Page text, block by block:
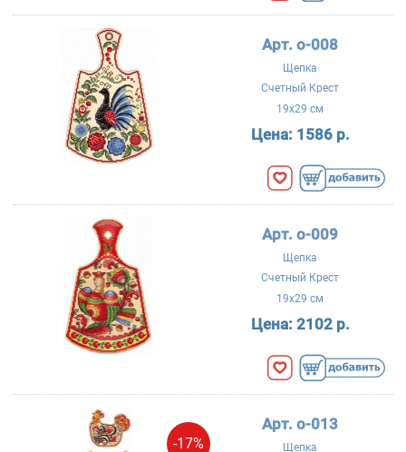
Арт. о-008
Щепка
Счетный Крест
19x29 см
Цена: 1586 р.
Арт. о-009
Щепка
Счетный Крест
19x29 см
Цена: 2102 р.
-17%
Арт. о-013
Щепка